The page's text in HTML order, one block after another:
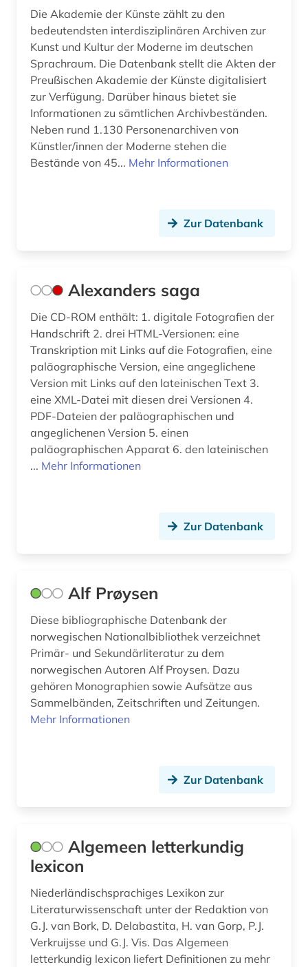
corona (1)
corpora (1)
dag solstad (1)
darstellende kunst (1)
das gewicht der welt (1)
das wunderbare (1)
deutsch (170)
deutsche literatur (5)
deutsche literaturgeschichte (4)
deutsche sagen (1)
deutscher sprachatlas (1)
deutsches nationaltheater weimar (1)
deutsches wörterbuch (grimm) (2)
deutschland (32)
deutschland ddr (1)
dialekt (4)
dialektologie (5)
didaktik (1)
digital humanities (1)
digitale editorik (1)
digitalisierung (2)
Die Akademie der Künste zählt zu den
bedeutendsten interdisziplinären Archiven zur
Kunst und Kultur der Moderne im deutschen
Sprachraum. Die Datenbank stellt die Akten der
Preußischen Akademie der Künste digitalisiert
zur Verfügung. Darüber hinaus bietet sie
Informationen zu sämtlichen Archivbeständen.
Neben rund 1.130 Personenarchiven von
Künstler/innen der Moderne stehen die
Bestände von 45... Mehr Informationen
Zur Datenbank
Alexanders saga
Die CD-ROM enthält: 1. digitale Fotografien der
Handschrift 2. drei HTML-Versionen: eine
Transkription mit Links auf die Fotografien, eine
paläographische Version, eine angeglichene
Version mit Links auf den lateinischen Text 3.
eine XML-Datei mit diesen drei Versionen 4.
PDF-Dateien der paläographischen und
angeglichenen Version 5. einen
paläographischen Apparat 6. den lateinischen
... Mehr Informationen
Zur Datenbank
Alf Prøysen
Diese bibliographische Datenbank der
norwegischen Nationalbibliothek verzeichnet
Primär- und Sekundärliteratur zu dem
norwegischen Autoren Alf Proysen. Dazu
gehören Monographien sowie Aufsätze aus
Sammelbänden, Zeitschriften und Zeitungen.
Mehr Informationen
Zur Datenbank
Algemeen letterkundig
lexicon
Niederländischsprachiges Lexikon zur
Literaturwissenschaft unter der Redaktion von
G.J. van Bork, D. Delabastita, H. van Gorp, P.J.
Verkruijsse und G.J. Vis. Das Algemeen
letterkundig lexicon liefert Definitionen zu mehr